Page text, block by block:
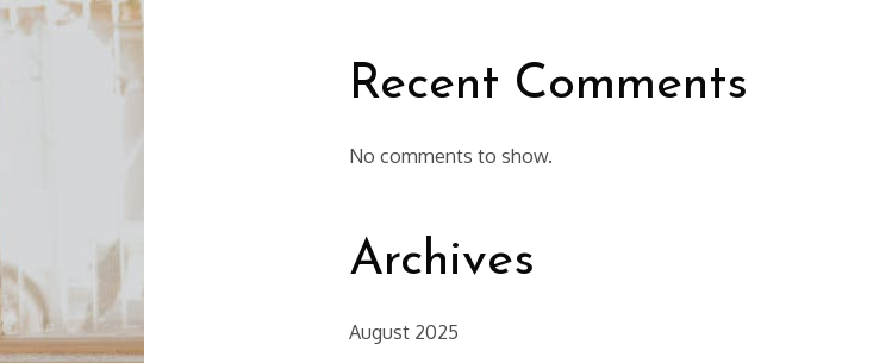
Recent Comments
No comments to show.
Archives
August 2025